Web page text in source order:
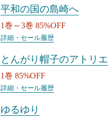
平和の国の島崎へ
1巻～3巻 85%OFF
詳細・セール履歴
とんがり帽子のアトリエ
1巻 85%OFF
詳細・セール履歴
ゆるゆり